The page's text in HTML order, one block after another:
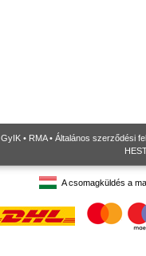
GyIK • RMA• Általános szerződési
A csomagküldés a